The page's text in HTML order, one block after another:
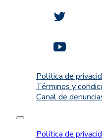
Política de
Términos y
Canal de
Política de